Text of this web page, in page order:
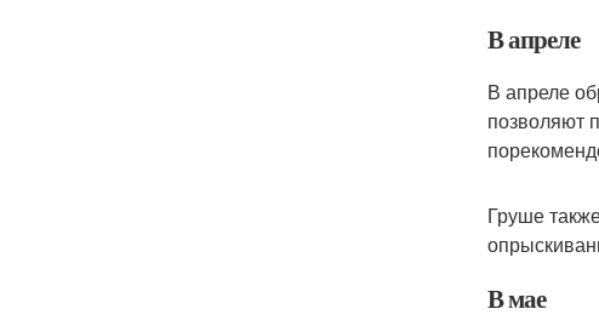
В апреле
В апреле
позволяют
Груше
В мае